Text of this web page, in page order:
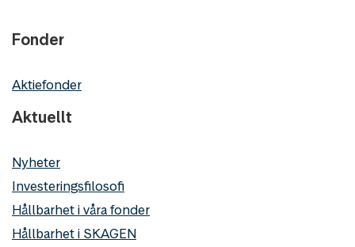
Fonder
Aktiefonder
Aktuellt
Nyheter
Investeringsfilosofi
Hållbarhet i våra fonder
Hållbarhet i SKAGEN